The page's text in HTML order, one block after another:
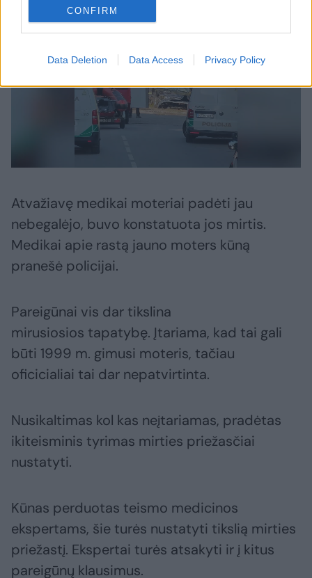
CONFIRM
Data Deletion Data Access Privacy Policy
Atvažiavę medikai moteriai padėti jau
nebegalėjo, buvo konstatuota jos mirtis.
Medikai apie rastą jauno moters kūną
pranešė policijai.
Pareigūnai vis dar tikslina
mirusiosios tapatybę. Įtariama, kad tai gali
būti 1999 m. gimusi moteris, tačiau
oficicialiai tai dar nepatvirtinta.
Nusikaltimas kol kas neįtariamas, pradėtas
ikiteisminis tyrimas mirties priežasčiai
nustatyti.
Kūnas perduotas teismo medicinos
ekspertams, šie turės nustatyti tikslią mirties
priežastį. Ekspertai turės atsakyti ir į kitus
pareigūnų klausimus.